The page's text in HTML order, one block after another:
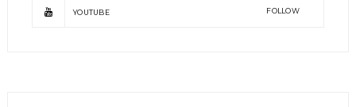
YOUTUBE FOLLOW